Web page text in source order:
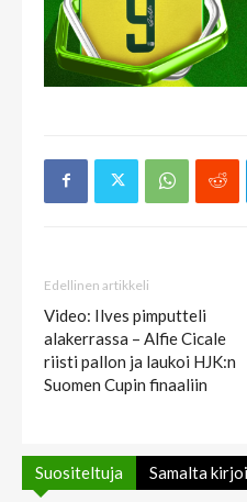
Edellinen artikkeli
Video: Ilves pimputteli
alakerrassa – Alfie Cicale
riisti pallon ja laukoi HJK:n
Suomen Cupin finaaliin
Suositeltuja Samalta